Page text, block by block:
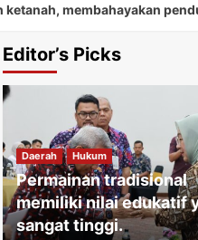
penduduk
Editor’s Picks
Daerah Hukum
Permainan tradisional
memiliki nilai edukatif
sangat tinggi.